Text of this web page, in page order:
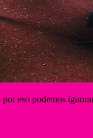
eso podemos